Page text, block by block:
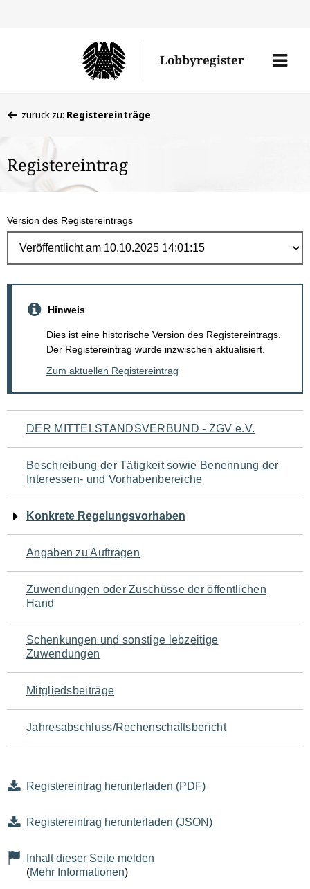
Lobbyregister
Menü
befinden
hier:
zurück zu: Registereinträge
Registereintrag
Version des Registereintrags
Hinweis
Dies ist eine historische Version des Registereintrags.
Der Registereintrag wurde inzwischen aktualisiert.
Zum aktuellen Registereintrag
Navigation
für
den
Seiteninhalt
DER MITTELSTANDSVERBUND - ZGV e.V.
Beschreibung der Tätigkeit sowie Benennung der
Interessen- und Vorhabenbereiche
Konkrete Regelungsvorhaben
Angaben zu Aufträgen
Zuwendungen oder Zuschüsse der öffentlichen
Hand
Schenkungen und sonstige lebzeitige
Zuwendungen
Mitgliedsbeiträge
Jahresabschluss/Rechenschaftsbericht
Registereintrag herunterladen (PDF)
Registereintrag herunterladen (JSON)
Inhalt dieser Seite melden
(Mehr Informationen)